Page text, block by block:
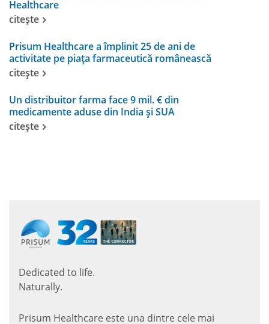
Healthcare
citește
Prisum Healthcare a împlinit 25 de ani de
activitate pe piața farmaceutică românească
citește
Un distribuitor farma face 9 mil. € din
medicamente aduse din India şi SUA
citește
Dedicated to life.
Naturally.
Prisum Healthcare este una dintre cele mai